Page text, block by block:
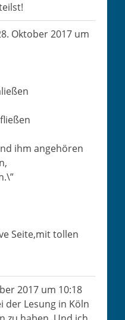
Okto­ber 2017 um
ihm angehören
Seite,mit tollen
2017 um 10:18
der Lesung in Köln